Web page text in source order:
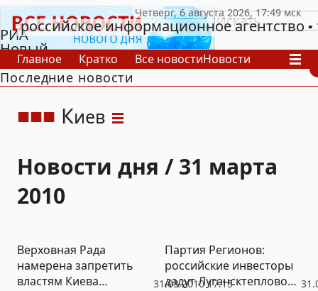
РИА
Новый
День
российское информационное агентство
Главное Кратко Все новостиНовости
В России
В мире
Последние новости
Киев
Новости дня / 31 марта
2010
31.03.2010 17:15
Верховная Рада
намерена запретить
властям Киева
Партия Регионов:
российские инвесторы
дадут Лугансктепловозу